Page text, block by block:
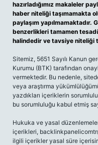
hazırladığımız makaleler
haber niteliği taşımamakta
paylaşım yapılmamaktadır.
benzerlikleri tamamen
halindedir ve tavsiye niteliği
Sitemiz, 5651 Sayılı Kanun
Kurumu (BTK) tarafından
vermektedir. Bu nedenle,
veya araştırma
yazdıkları içeriklerin
bu sorumluluğu kabul etmiş
Hukuka ve yasal
içerikleri,
ilgili içerikler yasal süre